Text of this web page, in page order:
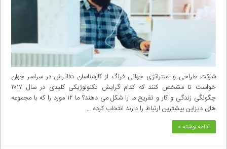
شرکت طراحی و استراتژی جهانی فراگ از کارشناسان دفاترش در سراسر جهان
خواست تا مشخص کنند که کدام گرایش تکنولوژیکی کلیدی در سال ۲۰۱۷
چگونگی زندگی و کار و تفریح ما را شکل می دهند؟ ما ۱۲ مورد را که با مجموعه
های دیزاین بیشترین ارتباط را دارند انتخاب کرده …
ادامه نوشته »